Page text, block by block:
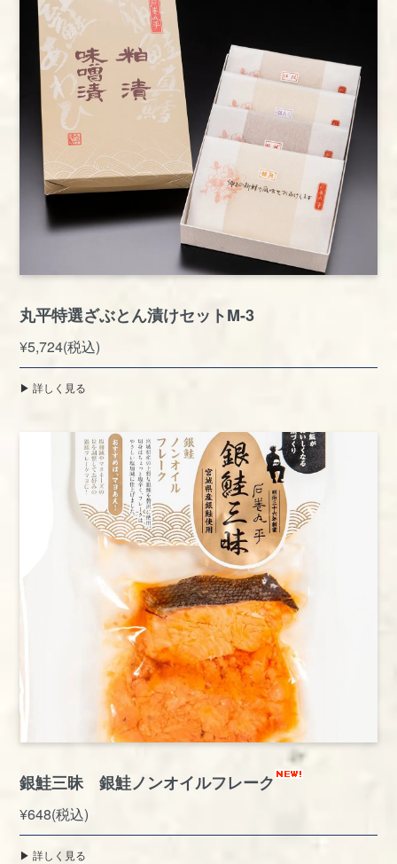
丸平特選ざぶとん漬けセットM-3
¥5,724(税込)
▶︎ 詳しく見る
銀鮭三昧 銀鮭ノンオイルフレーク
¥648(税込)
▶︎ 詳しく見る